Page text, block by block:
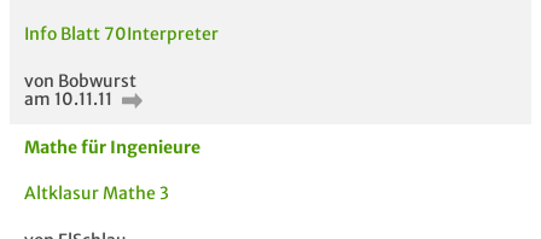
Module anderer Unis
Info Blatt 70Interpreter
von Bobwurst
am 10.11.11
Mathe für Ingenieure
Altklasur Mathe 3